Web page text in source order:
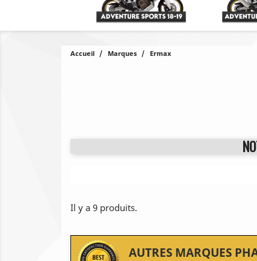
Accueil Marques Ermax
Il y a 9 produits.
AUTRES MARQUES